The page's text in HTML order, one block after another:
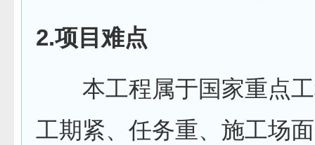
2.项目难点
本工程属于国家重点工
工期紧、任务重、施工场